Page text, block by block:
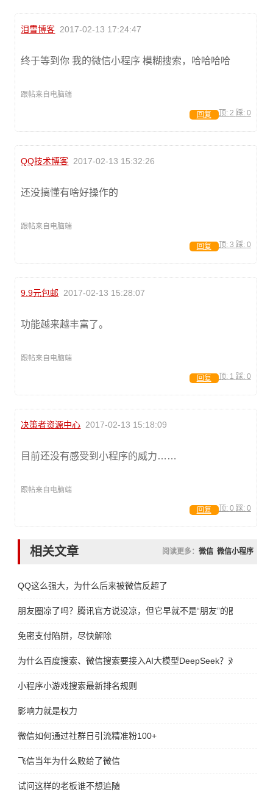
泪雪博客 2017-02-13 17:24:47
终于等到你 我的微信小程序 模糊搜索，哈哈哈哈
跟帖来自电脑端
顶: 2 踩: 0
回复
QQ技术博客 2017-02-13 15:32:26
还没搞懂有啥好操作的
跟帖来自电脑端
顶: 3 踩: 0
回复
9.9元包邮 2017-02-13 15:28:07
功能越来越丰富了。
跟帖来自电脑端
顶: 1 踩: 0
回复
决策者资源中心 2017-02-13 15:18:09
目前还没有感受到小程序的威力……
跟帖来自电脑端
顶: 0 踩: 0
回复
相关文章 阅读更多： 微信 微信小程序
QQ这么强大，为什么后来被微信反超了
朋友圈凉了吗？腾讯官方说没凉，但它早就不是“朋友”的圈了
免密支付陷阱，尽快解除
为什么百度搜索、微信搜索要接入AI大模型DeepSeek？对谁更有好
小程序小游戏搜索最新排名规则
影响力就是权力
微信如何通过社群日引流精准粉100+
飞信当年为什么败给了微信
试问这样的老板谁不想追随